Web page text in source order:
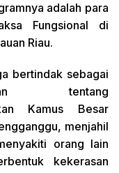
adalah para
Fungsional di
Riau.
bertindak sebagai
tentang
Kamus Besar
menjahil
orang lain
kekerasan